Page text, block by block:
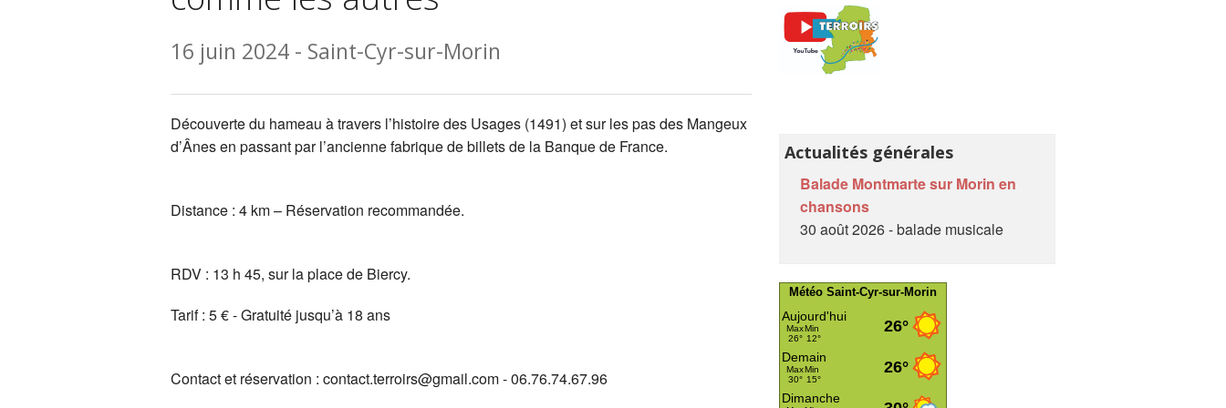
Papillons de jour en Brie des Morin
A l'école de nos campagnes
Recherche nom dans le livre et/ou le cahier
16 juin 2024 - Saint-Cyr-sur-Morin
Découverte du hameau à travers l’histoire des Usages (1491) et sur les pas des Mangeux
d’Ânes en passant par l’ancienne fabrique de billets de la Banque de France.
Distance : 4 km – Réservation recommandée.
RDV : 13 h 45, sur la place de Biercy.
Tarif : 5 € - Gratuité jusqu’à 18 ans
Contact et réservation : contact.terroirs@gmail.com - 06.76.74.67.96
Actualités générales
Balade Montmarte sur Morin en
chansons
30 août 2026 - balade musicale
Météo Saint-Cyr-sur-Morin